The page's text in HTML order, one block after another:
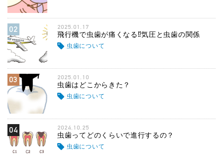
02 2025.01.17
飛行機で虫歯が痛くなる⁉気圧と虫歯の関係
虫歯について
03 2025.01.10
虫歯はどこからきた？
虫歯について
04 2024.10.25
虫歯ってどのくらいで進行するの？
虫歯について